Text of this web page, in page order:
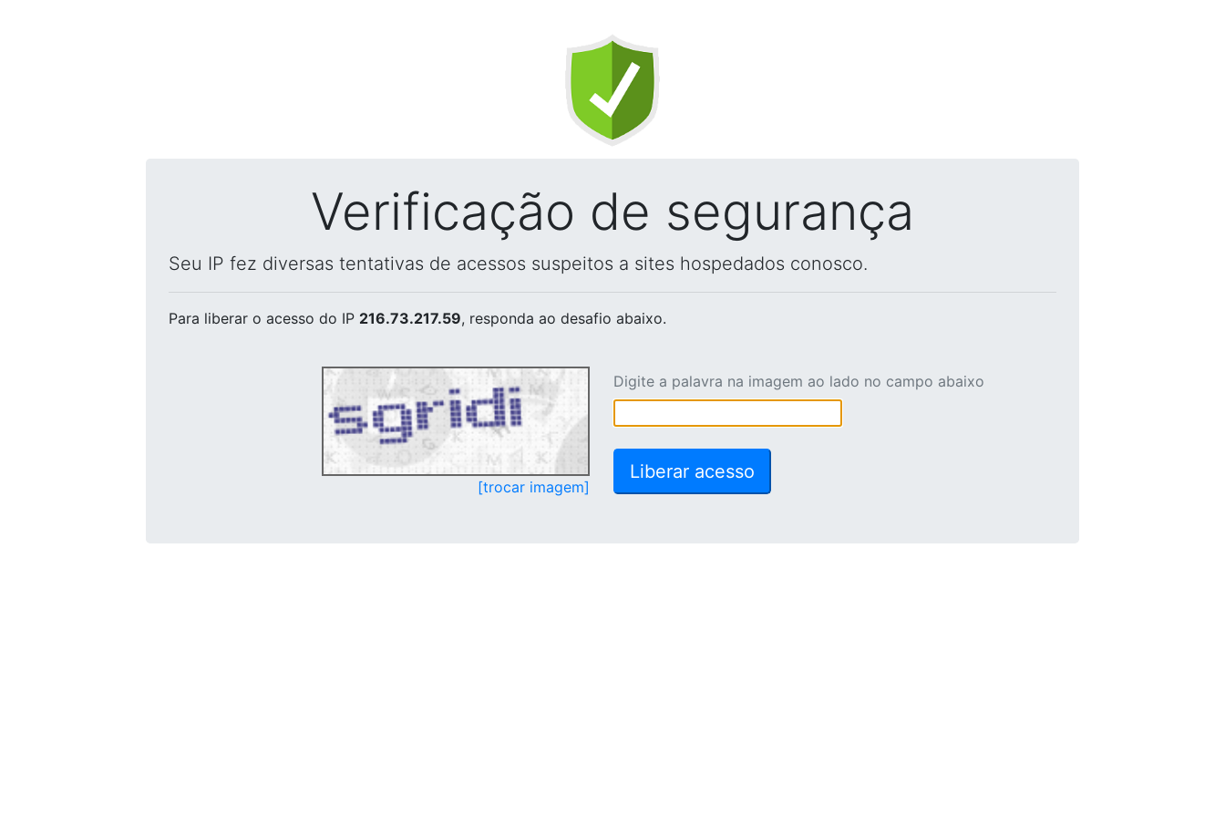
Verificação de segurança
Seu IP fez diversas tentativas de acessos suspeitos a sites hospedados conosco.
Para liberar o acesso do IP 216.73.217.59, responda ao desafio abaixo.
[trocar imagem]
Digite a palavra na imagem ao lado no campo abaixo